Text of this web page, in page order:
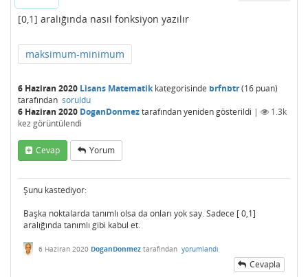
[0,1] aralığında nasıl fonksiyon yazılır
maksimum-minimum
6 Haziran 2020 Lisans Matematikkategorisinde brfnbtr(16 puan)
tarafından soruldu
6 Haziran 2020 DoganDonmeztarafındanyeniden gösterildi |
1.3k
kez görüntülendi
Cevap Yorum
Şunu kastediyor:
Başka noktalarda tanımlı olsa da onları yok say. Sadece [ 0,1]
aralığında tanımlı gibi kabul et.
6 Haziran 2020 DoganDonmez tarafından yorumlandı
Cevapla